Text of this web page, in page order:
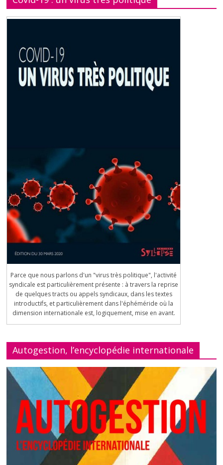
Parce que nous parlons d'un "virus très politique", l'activité
syndicale est particulièrement présente : à travers la reprise
de quelques tracts ou appels syndicaux, dans les textes
introductifs, et particulièrement dans l'éphéméride où la
dimension internationale est, logiquement, mise en avant.
Autogestion, l’encyclopédie internationale